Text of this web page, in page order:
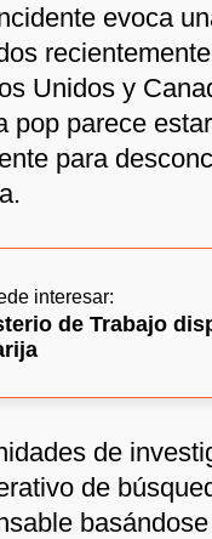
evoca
Unidos y
pop parece
para
interesar:
de Trabajo
de
de